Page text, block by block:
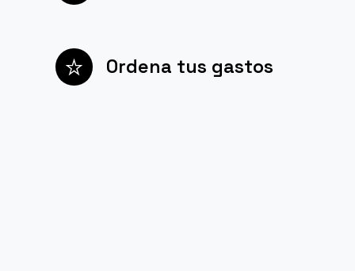
Ordena tus gastos